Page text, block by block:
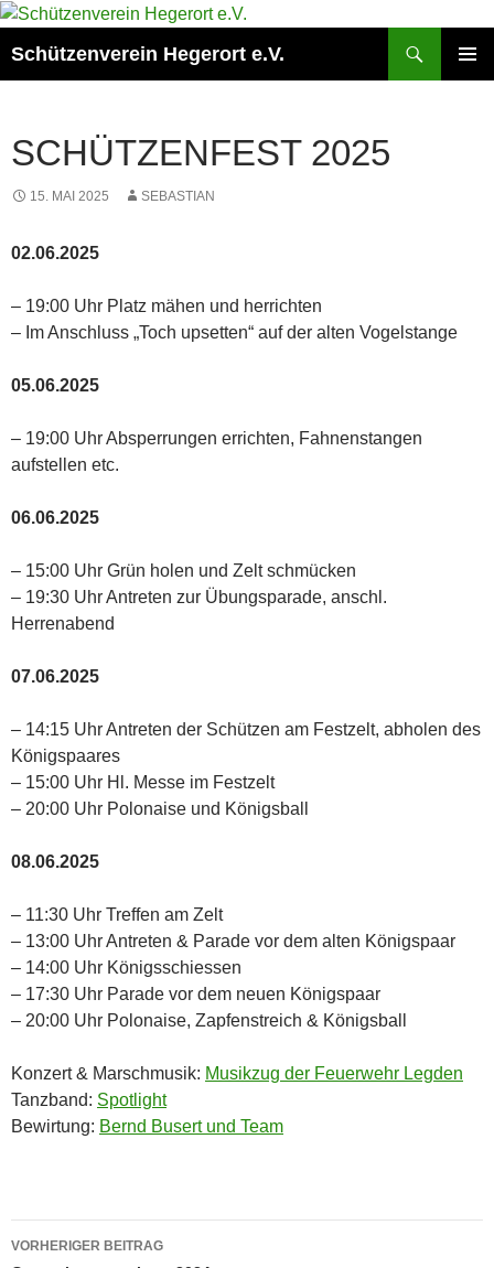
Zum
springen
Schützenverein Hegerort e.V.
SCHÜTZENFEST 2025
15. MAI 2025 SEBASTIAN
02.06.2025
– 19:00 Uhr Platz mähen und herrichten
– Im Anschluss „Toch upsetten“ auf der alten Vogelstange
05.06.2025
– 19:00 Uhr Absperrungen errichten, Fahnenstangen
aufstellen etc.
06.06.2025
– 15:00 Uhr Grün holen und Zelt schmücken
– 19:30 Uhr Antreten zur Übungsparade, anschl.
Herrenabend
07.06.2025
– 14:15 Uhr Antreten der Schützen am Festzelt, abholen des
Königspaares
– 15:00 Uhr Hl. Messe im Festzelt
– 20:00 Uhr Polonaise und Königsball
08.06.2025
– 11:30 Uhr Treffen am Zelt
– 13:00 Uhr Antreten & Parade vor dem alten Königspaar
– 14:00 Uhr Königsschiessen
– 17:30 Uhr Parade vor dem neuen Königspaar
– 20:00 Uhr Polonaise, Zapfenstreich & Königsball
Konzert & Marschmusik: Musikzug der Feuerwehr Legden
Tanzband: Spotlight
Bewirtung: Bernd Busert und Team
Beitragsnavigation
VORHERIGER BEITRAG